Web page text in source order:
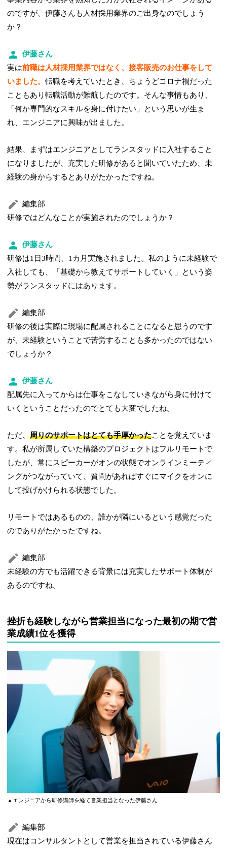
のですが、伊藤さんも人材採用業界のご出身なのでしょう
か？
伊藤さん
実は前職は人材採用業界ではなく、接客販売のお仕事をして
いました。転職を考えていたとき、ちょうどコロナ禍だった
こともあり転職活動が難航したのです。そんな事情もあり、
「何か専門的なスキルを身に付けたい」という思いが生ま
れ、エンジニアに興味が出ました。
結果、まずはエンジニアとしてランスタッドに入社すること
になりましたが、充実した研修があると聞いていたため、未
経験の身からするとありがたかったですね。
編集部
研修ではどんなことが実施されたのでしょうか？
伊藤さん
研修は1日3時間、1カ月実施されました。私のように未経験で
入社しても、「基礎から教えてサポートしていく」という姿
勢がランスタッドにはあります。
編集部
研修の後は実際に現場に配属されることになると思うのです
が、未経験ということで苦労することも多かったのではない
でしょうか？
伊藤さん
配属先に入ってからは仕事をこなしていきながら身に付けて
いくということだったのでとても大変でしたね。
ただ、周りのサポートはとても手厚かったことを覚えていま
す。私が所属していた構築のプロジェクトはフルリモートで
したが、常にスピーカーがオンの状態でオンラインミーティ
ングがつながっていて、質問があればすぐにマイクをオンに
して投げかけられる状態でした。
リモートではあるものの、誰かが隣にいるという感覚だった
のでありがたかったですね。
編集部
未経験の方でも活躍できる背景には充実したサポート体制が
あるのですね。
挫折も経験しながら営業担当になった最初の期で営
業成績1位を獲得
▲エンジニアから研修講師を経て営業担当となった伊藤さん
編集部
現在はコンサルタントとして営業を担当されている伊藤さん